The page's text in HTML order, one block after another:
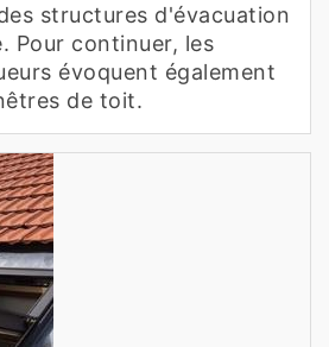
structures d'évacuation
Pour continuer, les
évoquent également
de toit.